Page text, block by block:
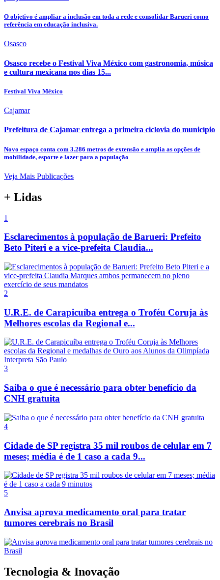
O objetivo é ampliar a inclusão em toda a rede e consolidar Barueri como
referência em educação inclusiva.
Osasco
Osasco recebe o Festival Viva México com gastronomia, música
e cultura mexicana nos dias 15...
Festival Viva México
Cajamar
Prefeitura de Cajamar entrega a primeira ciclovia do município
Novo espaço conta com 3.286 metros de extensão e amplia as opções de
mobilidade, esporte e lazer para a população
Veja Mais Publicações
+ Lidas
1
Esclarecimentos à população de Barueri: Prefeito
Beto Piteri e a vice-prefeita Claudia...
2
U.R.E. de Carapicuíba entrega o Troféu Coruja às
Melhores escolas da Regional e...
3
Saiba o que é necessário para obter benefício da
CNH gratuita
4
Cidade de SP registra 35 mil roubos de celular em 7
meses; média é de 1 caso a cada 9...
5
Anvisa aprova medicamento oral para tratar
tumores cerebrais no Brasil
Tecnologia & Inovação